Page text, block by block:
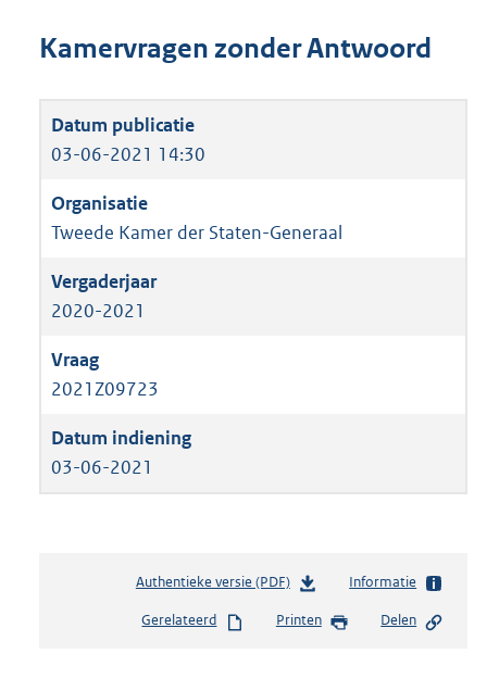
Kamervragen zonder Antwoord
03-06-2021 14:30
Tweede Kamer der Staten-Generaal
2020-2021
2021Z09723
03-06-2021
Authentieke versie (PDF)b
s
Informatie
Gerelateerd Printen Delen